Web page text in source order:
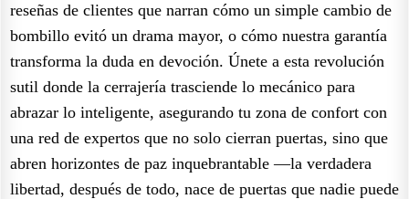
reseñas de clientes que narran cómo un simple cambio de
bombillo evitó un drama mayor, o cómo nuestra garantía
transforma la duda en devoción. Únete a esta revolución
sutil donde la cerrajería trasciende lo mecánico para
abrazar lo inteligente, asegurando tu zona de confort con
una red de expertos que no solo cierran puertas, sino que
abren horizontes de paz inquebrantable —la verdadera
libertad, después de todo, nace de puertas que nadie puede